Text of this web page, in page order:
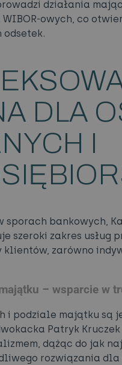
działania
owych, co
odsetek.
DLA
I
sporach bankowych,
szeroki zakres usług
klientów, zarówno
– wsparcie w
i podziale majątku są
Patryk
dążąc do jak
rozwiązania dla